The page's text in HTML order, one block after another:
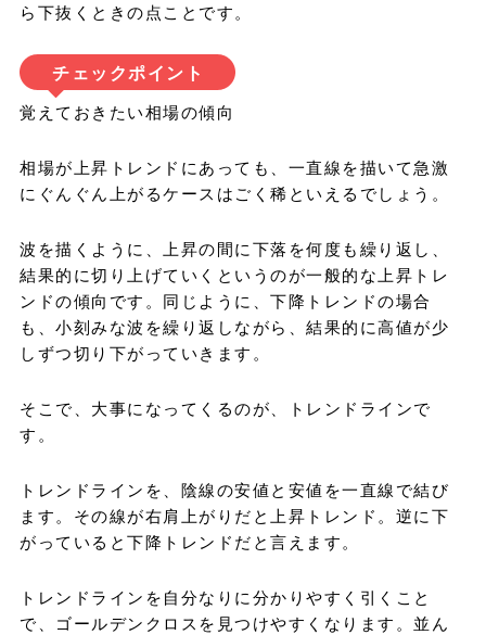
ら下抜くときの点ことです。
チェックポイント
覚えておきたい相場の傾向
相場が上昇トレンドにあっても、一直線を描いて急激
にぐんぐん上がるケースはごく稀といえるでしょう。
波を描くように、上昇の間に下落を何度も繰り返し、
結果的に切り上げていくというのが一般的な上昇トレ
ンドの傾向です。同じように、下降トレンドの場合
も、小刻みな波を繰り返しながら、結果的に高値が少
しずつ切り下がっていきます。
そこで、大事になってくるのが、トレンドラインで
す。
トレンドラインを、陰線の安値と安値を一直線で結び
ます。その線が右肩上がりだと上昇トレンド。逆に下
がっていると下降トレンドだと言えます。
トレンドラインを自分なりに分かりやすく引くこと
で、ゴールデンクロスを見つけやすくなります。並ん